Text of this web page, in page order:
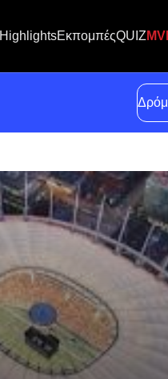
HighlightsΕκπομπέςQUIZ